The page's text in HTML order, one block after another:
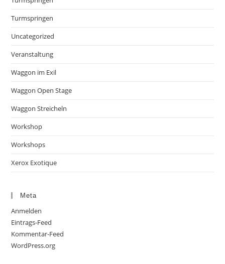
Turmspringen
Uncategorized
Veranstaltung
Waggon im Exil
Waggon Open Stage
Waggon Streicheln
Workshop
Workshops
Xerox Exotique
Meta
Anmelden
Eintrags-Feed
Kommentar-Feed
WordPress.org